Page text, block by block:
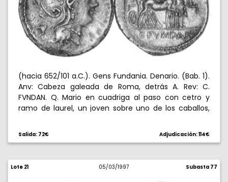
(hacia 652/101 a.C.). Gens Fundania. Denario. (Bab. 1).
Anv: Cabeza galeada de Roma, detrás A. Rev: C.
FVNDAN. Q. Mario en cuadriga al paso con cetro y
ramo de laurel, un joven sobre uno de los caballos,
EBC-/EBC+.
Salida: 72€ Adjudicación: 114€
Lote 21 05/03/1997 Subasta 77